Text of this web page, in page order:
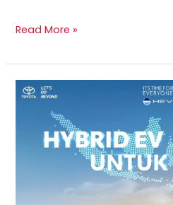
TV
GRATIS!
Read More »
Toyota